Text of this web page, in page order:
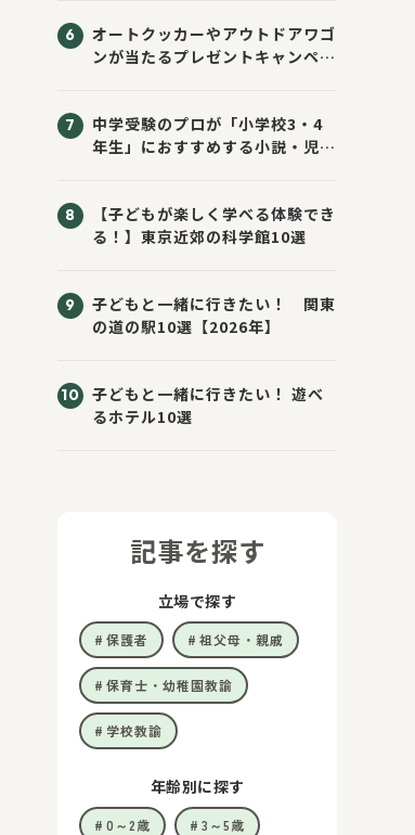
オートクッカーやアウトドアワゴ
ンが当たるプレゼントキャンペー
中学受験のプロが「小学校3・4
年生」におすすめする小説・児童
【子どもが楽しく学べる体験でき
る！】東京近郊の科学館10選
子どもと一緒に行きたい！ 関東
の道の駅10選【2026年】
子どもと一緒に行きたい！ 遊べ
るホテル10選
記事を探す
立場で探す
保護者 祖父母・親戚
保育士・幼稚園教諭
学校教諭
年齢別に探す
0～2歳 3～5歳